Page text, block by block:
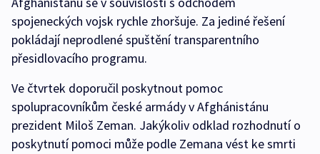
spojeneckých vojsk rychle zhoršuje. Za jediné řešení
pokládají neprodlené spuštění transparentního
přesidlovacího programu.
Ve čtvrtek doporučil poskytnout pomoc
spolupracovníkům české armády v Afghánistánu
prezident Miloš Zeman. Jakýkoliv odklad rozhodnutí o
poskytnutí pomoci může podle Zemana vést ke smrti